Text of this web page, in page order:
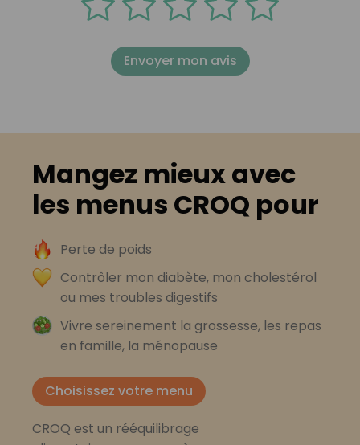
Envoyer mon avis
Mangez mieux avec
les menus CROQ pour
Perte de poids
Contrôler mon diabète, mon cholestérol
ou mes troubles digestifs
Vivre sereinement la grossesse, les repas
en famille, la ménopause
Choisissez votre menu
CROQ est un rééquilibrage